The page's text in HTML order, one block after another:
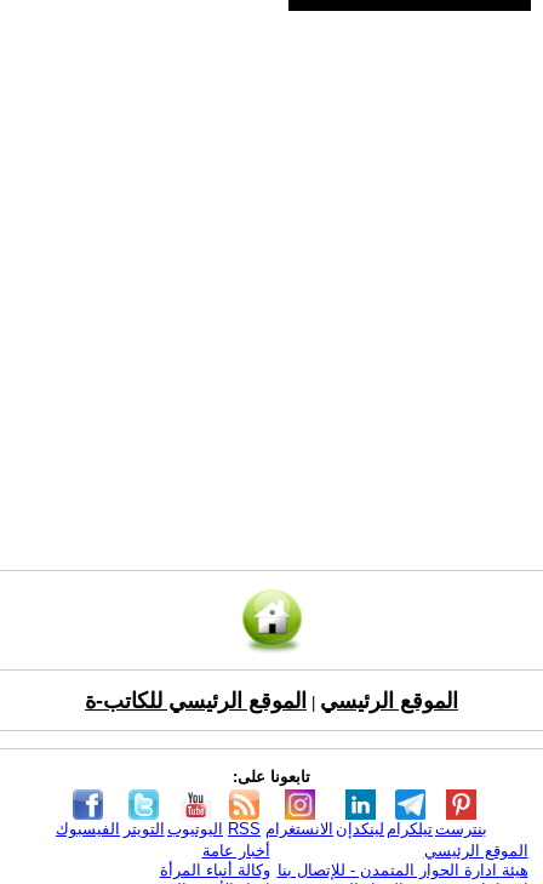
الموقع الرئيسي الموقع الرئيسي للكاتب-ة
تابعونا على:
الفيسبوك التويتر اليوتيوب RSS الانستغرام لينكدإن تيلكرامبنترست
الموقع الرئيسي
هيئة ادارة الحوار المتمدن - للإتصال بنا
أخبار عامة
وكالة أنباء المرأة